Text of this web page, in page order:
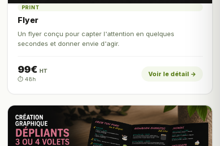
PRINT
Flyer
Un flyer conçu pour capter l'attention en quelques
secondes et donner envie d'agir.
99€ HT
⏱️ 48h
Voir le détail →